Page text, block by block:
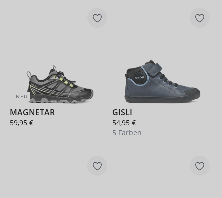
NEU
MAGNETAR
59,95 €
GISLI
54,95 €
5 Farben
+ 1